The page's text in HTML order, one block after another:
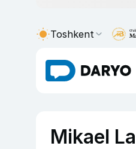
Toshkent
Mikael